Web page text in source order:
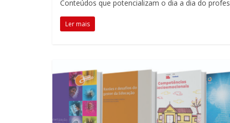
em
sala
de
papel
transformador
escola
Conteúdos que potencializam o dia a dia do
Ler mais